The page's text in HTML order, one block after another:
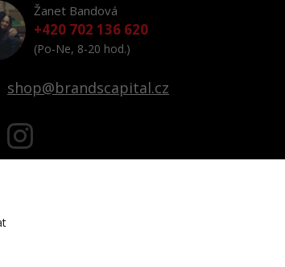
Žanet Bandová
+420 702 136 620
(Po-Ne, 8-20 hod.)
shop@brandscapital.cz